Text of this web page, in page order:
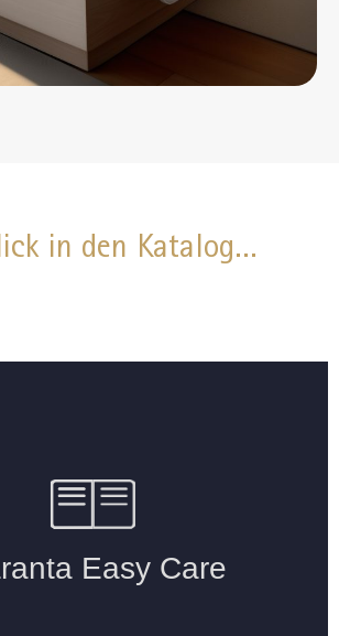
in den Katalog...